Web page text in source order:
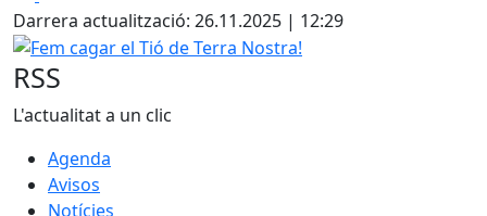
+
−
Darrera actualització: 26.11.2025 | 12:29
Fem cagar el Tió de Terra Nostra!
RSS
L'actualitat a un clic
Agenda
Avisos
Notícies